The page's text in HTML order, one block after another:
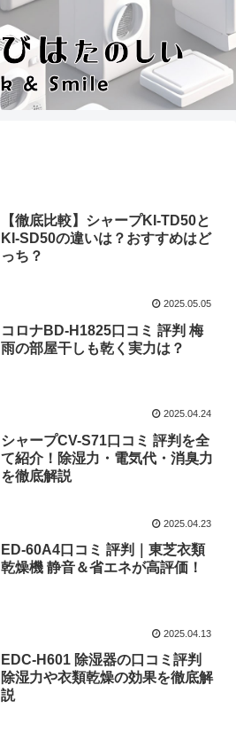
【徹底比較】シャープKI-TD50と
KI-SD50の違いは？おすすめはど
っち？
2025.05.05
コロナBD-H1825口コミ 評判 梅
雨の部屋干しも乾く実力は？
2025.04.24
シャープCV-S71口コミ 評判を全
て紹介！除湿力・電気代・消臭力
を徹底解説
2025.04.23
ED-60A4口コミ 評判｜東芝衣類
乾燥機 静音＆省エネが高評価！
2025.04.13
EDC-H601 除湿器の口コミ評判
除湿力や衣類乾燥の効果を徹底解
説